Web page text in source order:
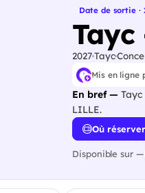
Date de sortie ·
Tayc
2027Tayc
Mis en ligne
En bref —
LILLE.
Où
Disponible sur —